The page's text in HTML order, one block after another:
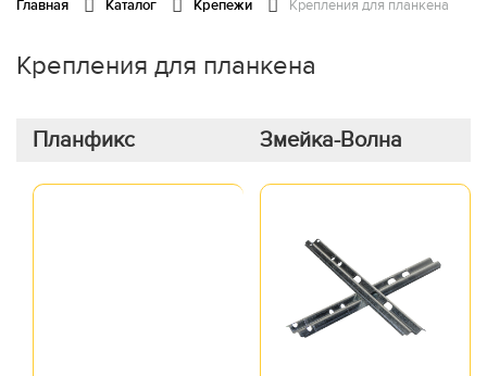
Главная Каталог Крепежи Крепления для планкена
Крепления для планкена
Планфикс Змейка-Волна